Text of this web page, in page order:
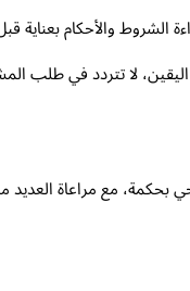
الشروط والأحكام
لا تتردد في طلب
مع مراعاة العديد